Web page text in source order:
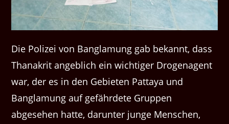
Die Polizei von Banglamung gab bekannt, dass
Thanakrit angeblich ein wichtiger Drogenagent
war, der es in den Gebieten Pattaya und
Banglamung auf gefährdete Gruppen
abgesehen hatte, darunter junge Menschen,